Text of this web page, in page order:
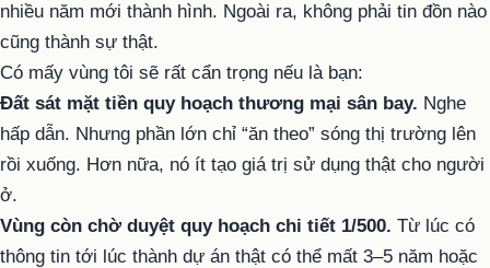
nhiều năm mới thành hình. Ngoài ra, không phải tin đồn nào
cũng thành sự thật.
Có mấy vùng tôi sẽ rất cẩn trọng nếu là bạn:
Đất sát mặt tiền quy hoạch thương mại sân bay. Nghe
hấp dẫn. Nhưng phần lớn chỉ “ăn theo” sóng thị trường lên
rồi xuống. Hơn nữa, nó ít tạo giá trị sử dụng thật cho người
ở.
Vùng còn chờ duyệt quy hoạch chi tiết 1/500. Từ lúc có
thông tin tới lúc thành dự án thật có thể mất 3–5 năm hoặc